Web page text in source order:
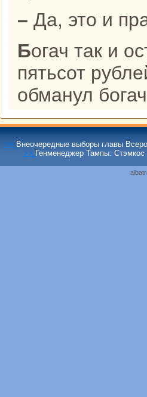
– Да, это и
Богач так и остался ни с чем, отдав
пятьсот
обманул
>> Внеочередные выборы главы
>> Генменеджер Тампы: Стэмкос